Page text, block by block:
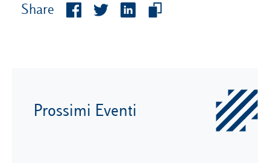
Share
Prossimi Eventi